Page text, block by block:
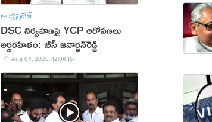
ఆంధ్రప్రదేశ్
DSC నిర్వహణపై YCP ఆరోపణలు
అర్థరహితం: బీసీ జనార్దన్‌రెడ్డి
Aug 04, 2026, 12:08 IST